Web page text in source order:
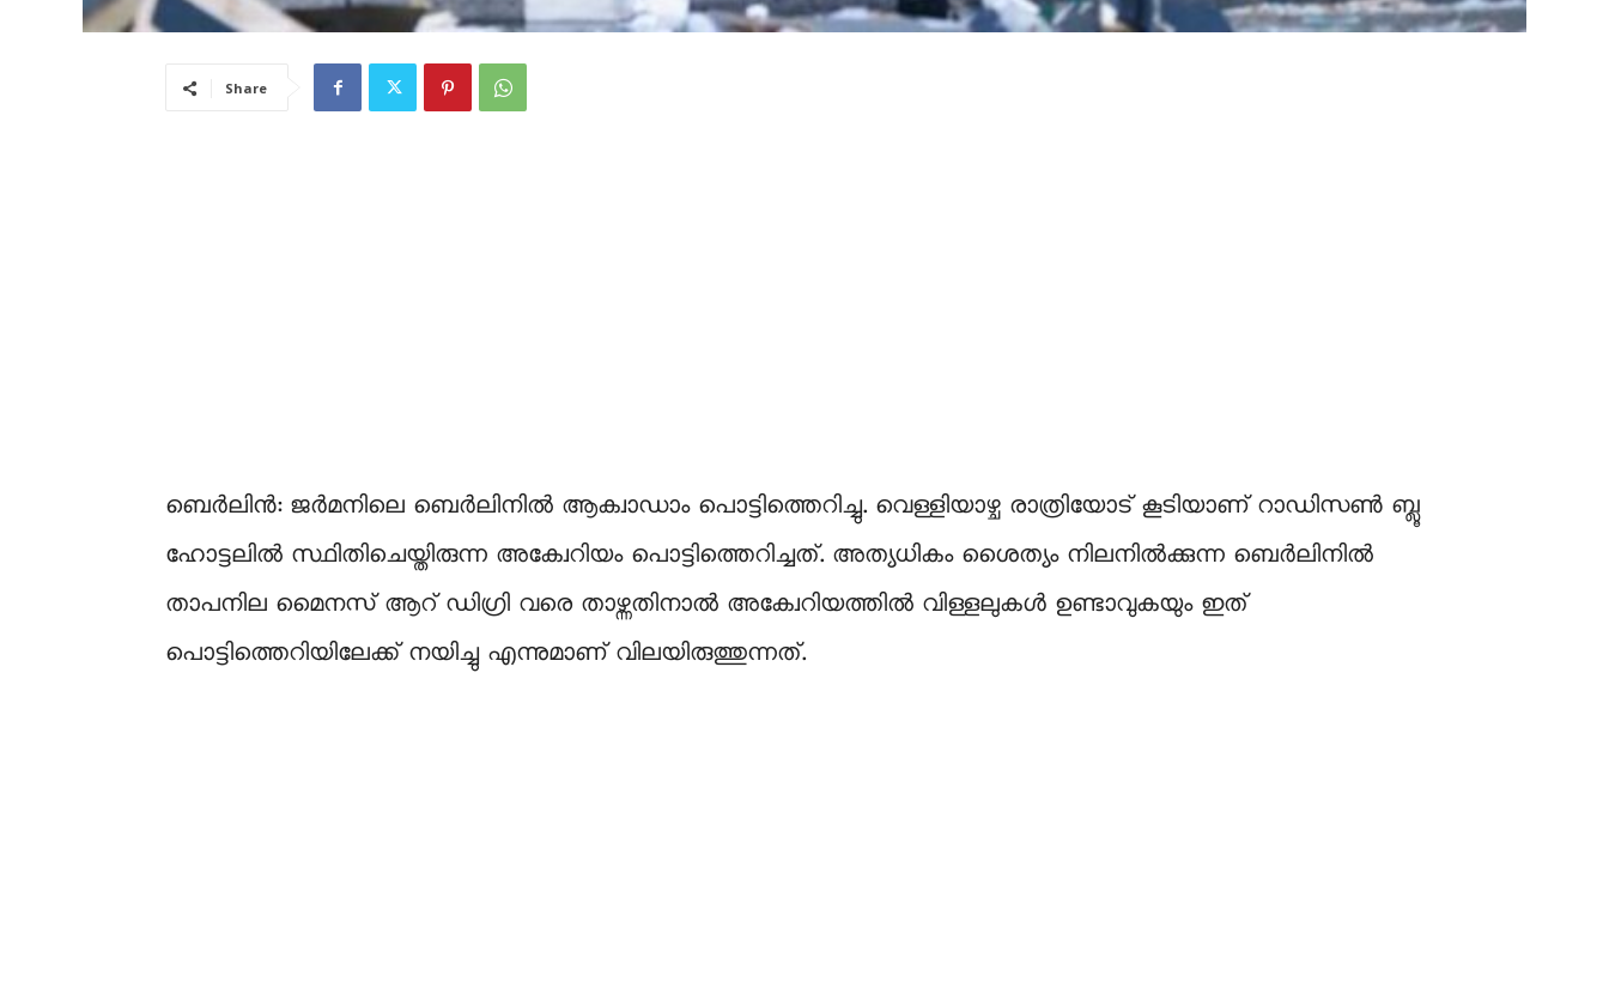
Share
ബെർലിൻ: ജർമനിലെ ബെർലിനിൽ ആക്വാഡാം പൊട്ടിത്തെറിച്ചു. വെള്ളിയാഴ്ച രാത്രിയോട് കൂടിയാണ് റാഡിസൺ ബ്ലൂ
ഹോട്ടലിൽ സ്ഥിതിചെയ്തിരുന്ന അക്വേറിയം പൊട്ടിത്തെറിച്ചത്. അത്യധികം ശൈത്യം നിലനിൽക്കുന്ന ബെർലിനിൽ
താപനില മൈനസ് ആറ് ഡിഗ്രി വരെ താഴ്ന്നതിനാൽ അക്വേറിയത്തിൽ വിള്ളലുകൾ ഉണ്ടാവുകയും ഇത്
പൊട്ടിത്തെറിയിലേക്ക് നയിച്ചു എന്നുമാണ് വിലയിരുത്തുന്നത്.